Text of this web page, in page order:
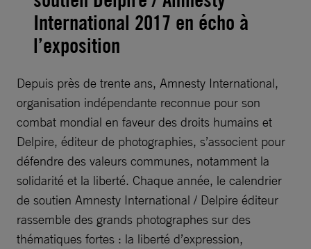
International 2017 en écho à
l’exposition
Depuis près de trente ans, Amnesty International,
organisation indépendante reconnue pour son
combat mondial en faveur des droits humains et
Delpire, éditeur de photographies, s’associent pour
défendre des valeurs communes, notamment la
solidarité et la liberté. Chaque année, le calendrier
de soutien Amnesty International / Delpire éditeur
rassemble des grands photographes sur des
thématiques fortes : la liberté d’expression,